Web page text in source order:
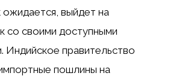
ожидается, выйдет на
со своими доступными
Индийское правительство
пошлины на